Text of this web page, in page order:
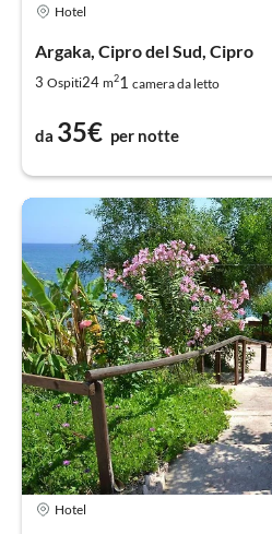
Hotel
Argaka, Cipro del Sud, Cipro
3 Ospiti24 m21 camera da letto
da 35€ per notte
Hotel